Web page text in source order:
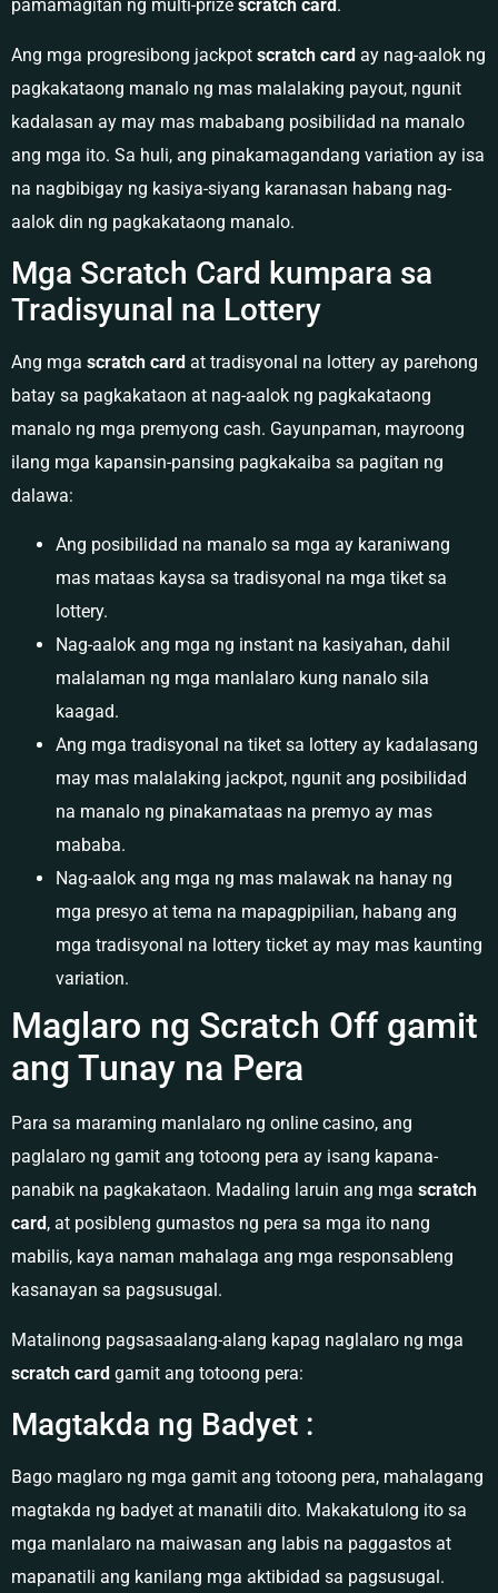
pamamagitan ng multi-prize scratch card .
Ang mga progresibong jackpot scratch card ay nag-aalok ng
pagkakataong manalo ng mas malalaking payout, ngunit
kadalasan ay may mas mababang posibilidad na manalo
ang mga ito. Sa huli, ang pinakamagandang variation ay isa
na nagbibigay ng kasiya-siyang karanasan habang nag-
aalok din ng pagkakataong manalo.
Mga Scratch Card kumpara sa
Tradisyunal na Lottery
Ang mga scratch card at tradisyonal na lottery ay parehong
batay sa pagkakataon at nag-aalok ng pagkakataong
manalo ng mga premyong cash. Gayunpaman, mayroong
ilang mga kapansin-pansing pagkakaiba sa pagitan ng
dalawa:
Ang posibilidad na manalo sa mga ay karaniwang
mas mataas kaysa sa tradisyonal na mga tiket sa
lottery.
Nag-aalok ang mga ng instant na kasiyahan, dahil
malalaman ng mga manlalaro kung nanalo sila
kaagad.
Ang mga tradisyonal na tiket sa lottery ay kadalasang
may mas malalaking jackpot, ngunit ang posibilidad
na manalo ng pinakamataas na premyo ay mas
mababa.
Nag-aalok ang mga ng mas malawak na hanay ng
mga presyo at tema na mapagpipilian, habang ang
mga tradisyonal na lottery ticket ay may mas kaunting
variation.
Maglaro ng Scratch Off gamit
ang Tunay na Pera
Para sa maraming manlalaro ng online casino, ang
paglalaro ng gamit ang totoong pera ay isang kapana-
panabik na pagkakataon. Madaling laruin ang mga scratch
card , at posibleng gumastos ng pera sa mga ito nang
mabilis, kaya naman mahalaga ang mga responsableng
kasanayan sa pagsusugal.
Matalinong pagsasaalang-alang kapag naglalaro ng mga
scratch card gamit ang totoong pera:
Magtakda ng Badyet :
Bago maglaro ng mga gamit ang totoong pera, mahalagang
magtakda ng badyet at manatili dito. Makakatulong ito sa
mga manlalaro na maiwasan ang labis na paggastos at
mapanatili ang kanilang mga aktibidad sa pagsusugal.